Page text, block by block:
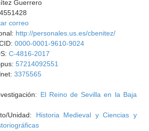
Guerrero
correo
http://personales.us.es/cbenitez/
0000-0001-9610-9024
C-4816-2017
57214092551
3375565
El Reino de Sevilla en la Baja
Unidad: Historia Medieval y Ciencias y